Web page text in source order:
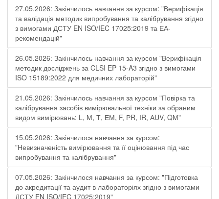
27.05.2026: Закінчилось навчання за курсом: "Верифікація
та валідація методик випробування та калібрування згідно
з вимогами ДСТУ EN ISO/IEC 17025:2019 та ЕА-
рекомендацій"
26.05.2026: Закінчилось навчання за курсом "Верифікація
методик досліджень за CLSI EP 15-A3 згідно з вимогами
ISO 15189:2022 для медичних лабораторій"
21.05.2026: Закінчилось навчання за курсом "Повірка та
калібрування засобів вимірювальної техніки за обраним
видом вимірювань: L, М, Т, ЕМ, F, РR, ІR, АUV, QМ"
15.05.2026: Закінчилося навчання за курсом:
"Невизначеність вимірювання та її оцінювання під час
випробування та калібрування"
07.05.2026: Закінчилося навчання за курсом: "Підготовка
до акредитації та аудит в лабораторіях згідно з вимогами
ДСТУ EN ISO/IEC 17025:2019"